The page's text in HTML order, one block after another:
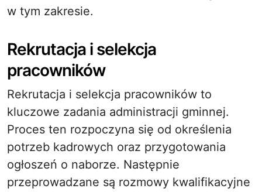
w tym zakresie.
Rekrutacja i selekcja
pracowników
Rekrutacja i selekcja pracowników to
kluczowe zadania administracji gminnej.
Proces ten rozpoczyna się od określenia
potrzeb kadrowych oraz przygotowania
ogłoszeń o naborze. Następnie
przeprowadzane są rozmowy kwalifikacyjne